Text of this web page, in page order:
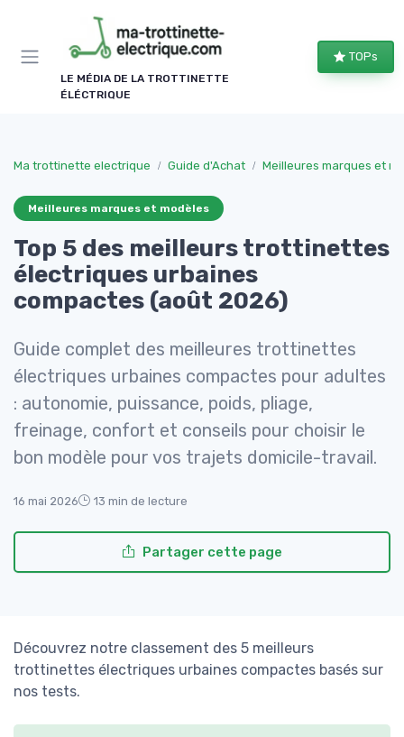
LE MÉDIA DE LA TROTTINETTE
ÉLÉCTRIQUE
TOPs
Ma trottinette electrique Guide d'Achat Meilleures marques et
Meilleures marques et modèles
Top 5 des meilleurs trottinettes
électriques urbaines
compactes (août 2026)
Guide complet des meilleures trottinettes
électriques urbaines compactes pour adultes
: autonomie, puissance, poids, pliage,
freinage, confort et conseils pour choisir le
bon modèle pour vos trajets domicile-travail.
16 mai 2026 13 min de lecture
Partager cette page
Découvrez notre classement des 5 meilleurs
trottinettes électriques urbaines compactes basés sur
nos tests.